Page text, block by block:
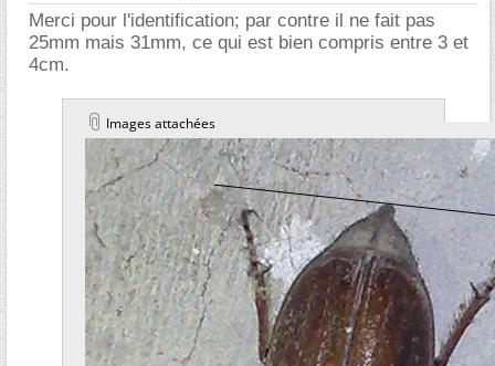
Merci pour l'identification; par contre il ne fait pas
25mm mais 31mm, ce qui est bien compris entre 3 et
4cm.
Images attachées